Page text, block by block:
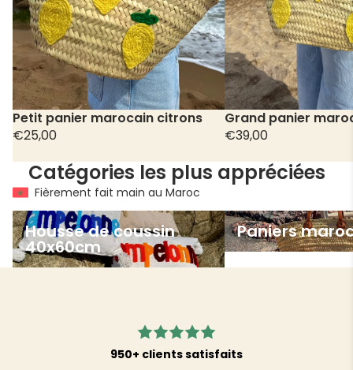
Petit panier marocain citrons
€25,00
Grand panier
€39,00
Catégories les plus appréciées
Fièrement fait main au Maroc
Housse de coussin 40x60cm
Housse de coussin
40x60cm
Paniers
Paniers
950+ clients satisfaits